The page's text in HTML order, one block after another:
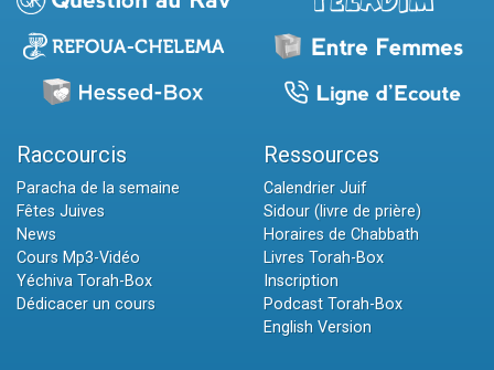
Raccourcis
Paracha de la semaine
Fêtes Juives
News
Cours Mp3-Vidéo
Yéchiva Torah-Box
Dédicacer un cours
Ressources
Calendrier Juif
Sidour (livre de prière)
Horaires de Chabbath
Livres Torah-Box
Inscription
Podcast Torah-Box
English Version